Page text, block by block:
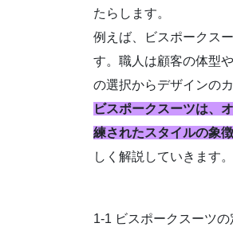
たらします。
例えば、ビスポークス
す。職人は顧客の体型
の選択からデザインの
ビスポークスーツは、
練されたスタイルの象徴
しく解説していきます
1-1 ビスポークスーツの